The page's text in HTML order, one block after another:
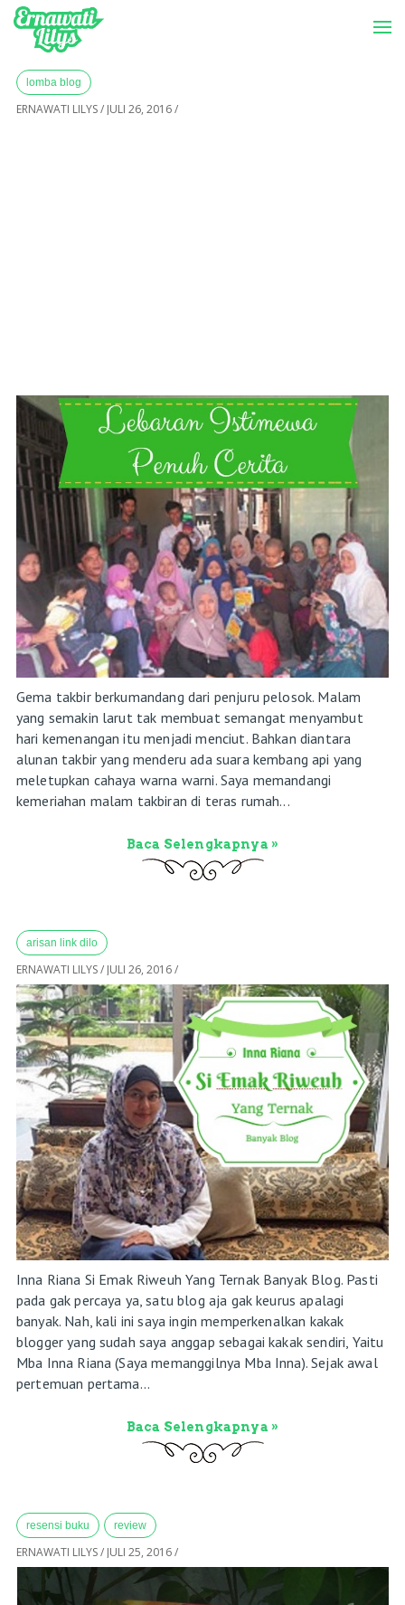
-->
Home»Archives for Juli 2016
lomba blog
ERNAWATI LILYS/ JULI 26, 2016/
Gema takbir berkumandang dari penjuru pelosok. Malam
yang semakin larut tak membuat semangat menyambut
hari kemenangan itu menjadi menciut. Bahkan diantara
alunan takbir yang menderu ada suara kembang api yang
meletupkan cahaya warna warni. Saya memandangi
kemeriahan malam takbiran di teras rumah...
Baca Selengkapnya »
arisan link dilo
ERNAWATI LILYS/ JULI 26, 2016/
Inna Riana Si Emak Riweuh Yang Ternak Banyak Blog. Pasti
pada gak percaya ya, satu blog aja gak keurus apalagi
banyak. Nah, kali ini saya ingin memperkenalkan kakak
blogger yang sudah saya anggap sebagai kakak sendiri, Yaitu
Mba Inna Riana (Saya memanggilnya Mba Inna). Sejak awal
pertemuan pertama...
Baca Selengkapnya »
resensi buku review
ERNAWATI LILYS/ JULI 25, 2016/